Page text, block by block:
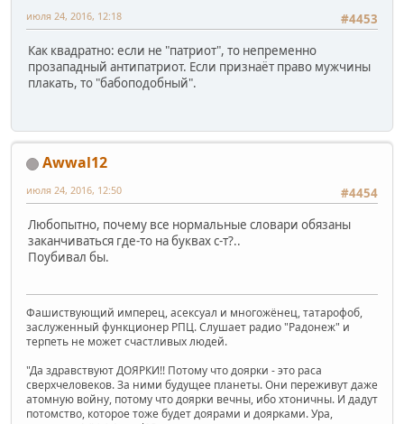
#4453
июля 24, 2016, 12:18
Как квадратно: если не "патриот", то непременно
прозападный антипатриот. Если признаёт право мужчины
плакать, то "бабоподобный".
Awwal12
#4454
июля 24, 2016, 12:50
Любопытно, почему все нормальные словари обязаны
заканчиваться где-то на буквах с-т?..
Поубивал бы.
Фашиствующий имперец, асексуал и многожёнец, татарофоб,
заслуженный функционер РПЦ. Слушает радио "Радонеж" и
терпеть не может счастливых людей.
"Да здравствуют ДОЯРКИ!! Потому что доярки - это раса
сверхчеловеков. За ними будущее планеты. Они переживут даже
атомную войну, потому что доярки вечны, ибо хтоничны. И дадут
потомство, которое тоже будет доярами и доярками. Ура,